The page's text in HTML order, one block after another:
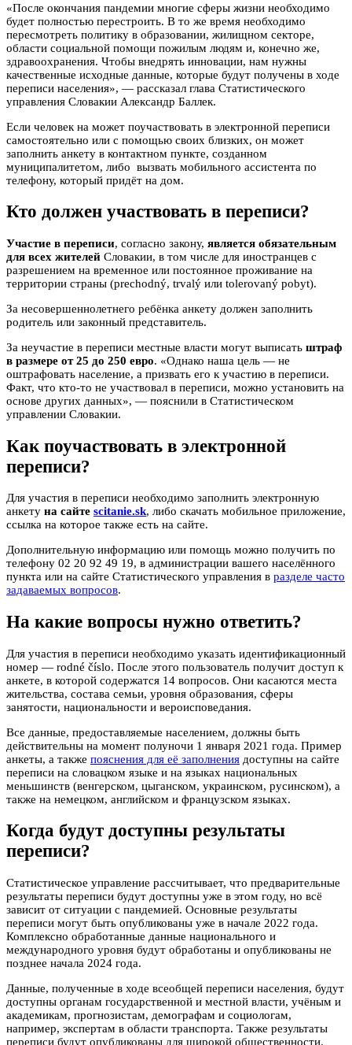
«После окончания пандемии многие сферы жизни необходимо
будет полностью перестроить. В то же время необходимо
пересмотреть политику в образовании, жилищном секторе,
области социальной помощи пожилым людям и, конечно же,
здравоохранения. Чтобы внедрять инновации, нам нужны
качественные исходные данные, которые будут получены в ходе
переписи населения», — рассказал глава Статистического
управления Словакии Александр Баллек.
Если человек на может поучаствовать в электронной переписи
самостоятельно или с помощью своих близких, он может
заполнить анкету в контактном пункте, созданном
муниципалитетом, либо вызвать мобильного ассистента по
телефону, который придёт на дом.
Кто должен участвовать в переписи?
Участие в переписи, согласно закону, является обязательным
для всех жителей Словакии, в том числе для иностранцев с
разрешением на временное или постоянное проживание на
территории страны (prechodný, trvalý или tolerovaný pobyt).
За несовершеннолетнего ребёнка анкету должен заполнить
родитель или законный представитель.
За неучастие в переписи местные власти могут выписать штраф
в размере от 25 до 250 евро. «Однако наша цель — не
оштрафовать население, а призвать его к участию в переписи.
Факт, что кто-то не участвовал в переписи, можно установить на
основе других данных», — пояснили в Статистическом
управлении Словакии.
Как поучаствовать в электронной
переписи?
Для участия в переписи необходимо заполнить электронную
анкету на сайте scitanie.sk, либо скачать мобильное приложение,
ссылка на которое также есть на сайте.
Дополнительную информацию или помощь можно получить по
телефону 02 20 92 49 19, в администрации вашего населённого
пункта или на сайте Статистического управления в разделе часто
задаваемых вопросов.
На какие вопросы нужно ответить?
Для участия в переписи необходимо указать идентификационный
номер — rodné číslo. После этого пользователь получит доступ к
анкете, в которой содержатся 14 вопросов. Они касаются места
жительства, состава семьи, уровня образования, сферы
занятости, национальности и вероисповедания.
Все данные, предоставляемые населением, должны быть
действительны на момент полуночи 1 января 2021 года. Пример
анкеты, а также пояснения для её заполнения доступны на сайте
переписи на словацком языке и на языках национальных
меньшинств (венгерском, цыганском, украинском, русинском), а
также на немецком, английском и французском языках.
Когда будут доступны результаты
переписи?
Статистическое управление рассчитывает, что предварительные
результаты переписи будут доступны уже в этом году, но всё
зависит от ситуации с пандемией. Основные результаты
переписи могут быть опубликованы уже в начале 2022 года.
Комплексно обработанные данные национального и
международного уровня будут обработаны и опубликованы не
позднее начала 2024 года.
Данные, полученные в ходе всеобщей переписи населения, будут
доступны органам государственной и местной власти, учёным и
академикам, прогнозистам, демографам и социологам,
например, экспертам в области транспорта. Также результаты
переписи будут опубликованы для широкой общественности.